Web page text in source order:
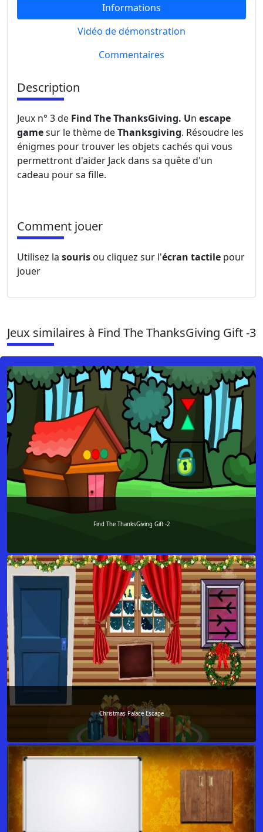
Informations
Vidéo de démonstration
Commentaires
Description
Jeux n° 3 de Find The ThanksGiving. Un escape
gamesur le thème deThanksgiving. Résoudre les
énigmes pour trouver les objets cachés qui vous
permettront d'aider Jack dans sa quête d'un
cadeau pour sa fille.
Comment jouer
Utilisez la souris ou cliquez sur l'écran tactile pour
jouer
Jeux similaires à Find The ThanksGiving Gift -3
Find The ThanksGiving Gift -2
Christmas Palace Escape